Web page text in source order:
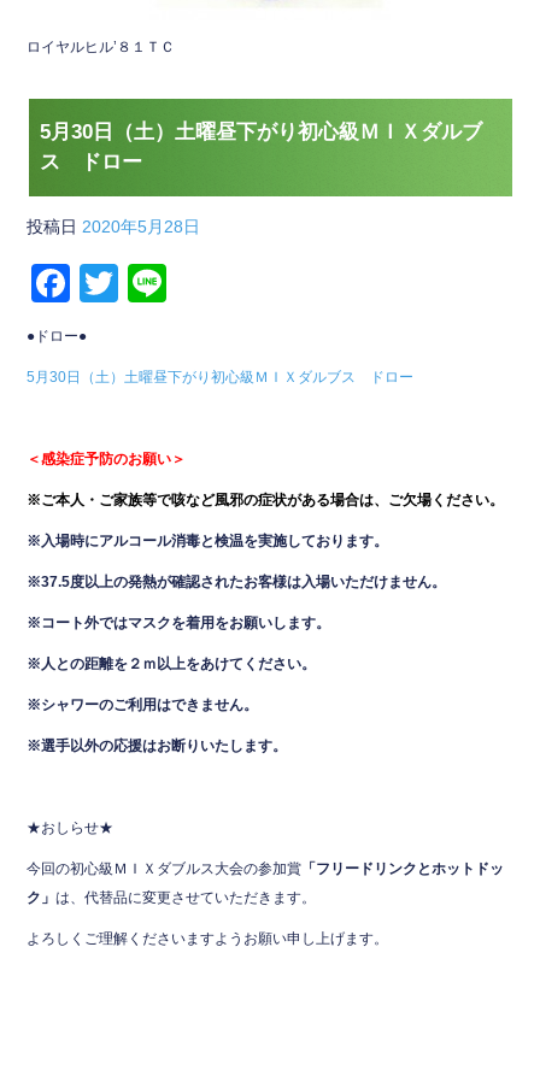
ロイヤルヒル’８１ＴＣ
5月30日（土）土曜昼下がり初心級ＭＩＸダルブ
ス ドロー
投稿日 2020年5月28日
F
a
c
e
o
o
k
T
tt
er
e
●ドロー●
5月30日（土）土曜昼下がり初心級ＭＩＸダルブス ドロー
＜感染症予防のお願い＞
※ご本人・ご家族等で咳など風邪の症状がある場合は、ご欠場ください。
※入場時にアルコール消毒と検温を実施しております。
※37.5度以上の発熱が確認されたお客様は入場いただけません。
※コート外ではマスクを着用をお願いします。
※人との距離を２ｍ以上をあけてください。
※シャワーのご利用はできません。
※選手以外の応援はお断りいたします。
★おしらせ★
今回の初心級ＭＩＸダブルス大会の参加賞 「フリードリンクとホットドッ
ク」は、代替品に変更させていただきます。
よろしくご理解くださいますようお願い申し上げます。